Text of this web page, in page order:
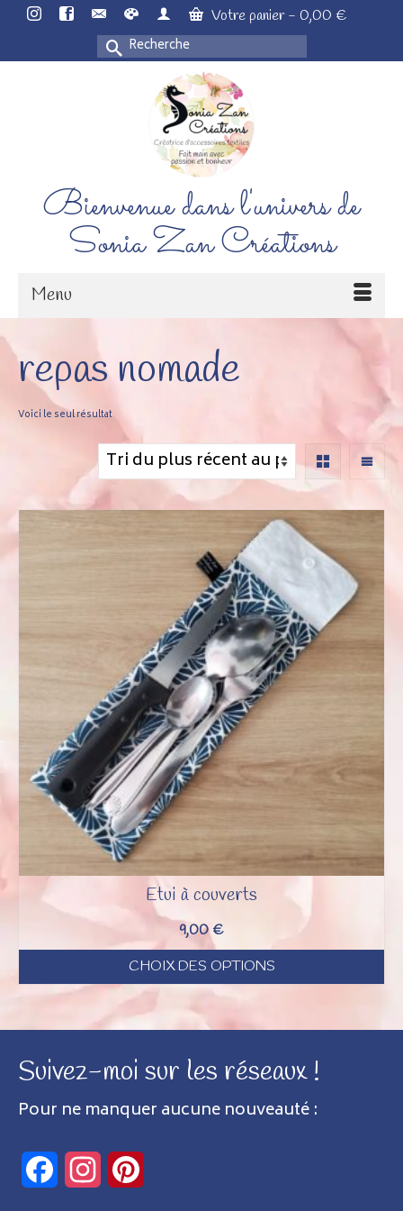
Votre panier- 0,00 €
Rechercher :
Bienvenue dans l'univers de
Sonia Zan Créations
Menu
repas nomade
Voici le seul résultat
Etui à couverts
9,00€
CHOIX DES OPTIONS
Ce
produit
plusieurs
variations.
Suivez-moi sur les réseaux !
Pour ne manquer aucune nouveauté :
FacebookInstagram